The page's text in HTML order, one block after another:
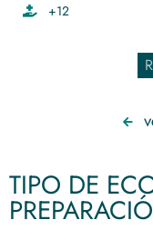
+12
TIPO DE